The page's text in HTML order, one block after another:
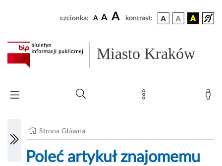
czcionka: A A A kontrast:
Miasto Kraków
Strona Główna
Poleć artykuł znajomemu